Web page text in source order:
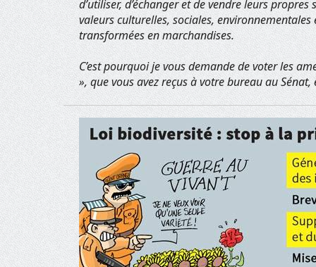
d’utiliser, d’échanger et de vendre leurs
valeurs culturelles, sociales,
transformées en marchandises.
C’est pourquoi je vous demande de voter les
», que vous avez reçus à votre bureau au